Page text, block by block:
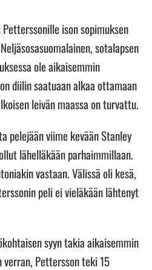
ison sopimuksen
sotalapsen
ole aikaisemmin
diilin saatuaan alkaa ottamaan
leivän maassa on turvattu.
pelejään viime kevään Stanley
lähelläkään parhaimmillaan.
vastaan. Välissä oli kesä,
peli ei vieläkään lähtenyt
syyn takia aikaisemmin
Pettersson teki 15